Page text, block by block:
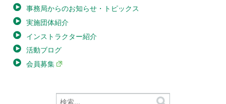
事務局からのお知らせ・トピックス
実施団体紹介
インストラクター紹介
活動ブログ
会員募集